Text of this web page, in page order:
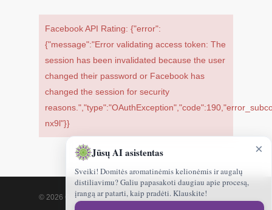
Facebook API Rating: {"error":
{"message":"Error validating access token: The
session has been invalidated because the user
changed their password or Facebook has
changed the session for security
nx9l"}}
© 2026 Gamtoskvapai.lt.
×
Jūsų AI asistentas
Sveiki! Domitės aromatinėmis kelionėmis ir augalų
distiliavimu? Galiu papasakoti daugiau apie procesą,
įrangą ar patarti, kaip pradėti. Klauskite!